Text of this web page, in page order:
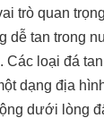
trò quan
dễ tan trong
Các loại đá
dạng địa
dưới lòng